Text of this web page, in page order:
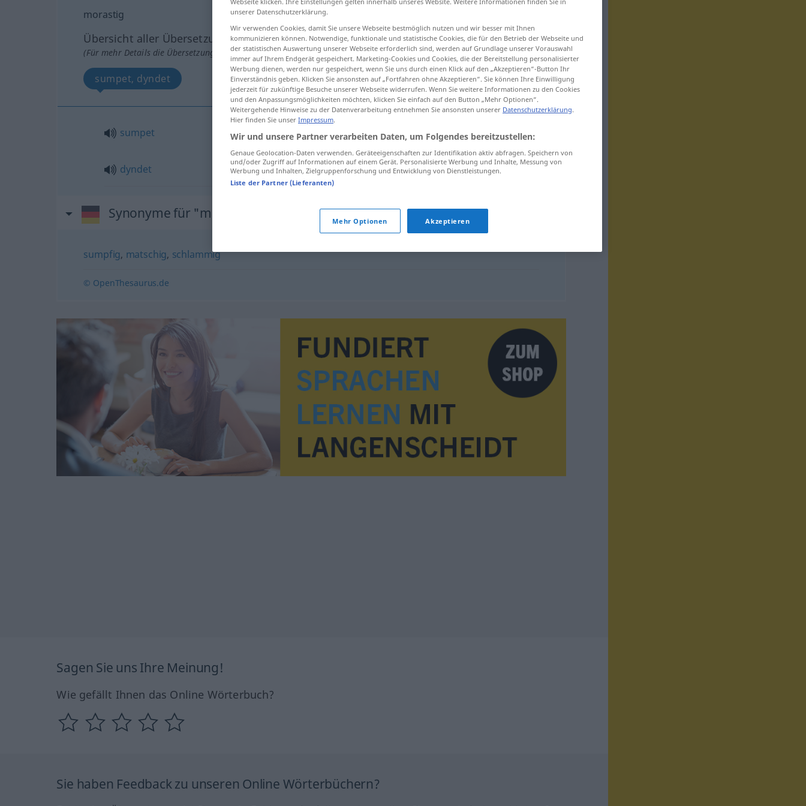
morastig
Übersicht aller Übersetzungen
(Für mehr Details die Übersetzung anklicken/antippen)
sumpet, dyndet
sumpet morastig
dyndet morastigschlammig
Synonyme für "morastig"
sumpfig, matschig, schlammig
© OpenThesaurus.de
Sagen Sie uns Ihre Meinung!
Wie gefällt Ihnen das Online Wörterbuch?
Sie haben Feedback zu unseren Online Wörterbüchern?
unserer Datenschutzerklärung.
Wir verwenden Cookies, damit Sie unsere Webseite bestmöglich nutzen und wir besser mit Ihnen
kommunizieren können. Notwendige, funktionale und statistische Cookies, die für den Betrieb der Webseite und
der statistischen Auswertung unserer Webseite erforderlich sind, werden auf Grundlage unserer Vorauswahl
immer auf Ihrem Endgerät gespeichert. Marketing-Cookies und Cookies, die der Bereitstellung personalisierter
Werbung dienen, werden nur gespeichert, wenn Sie uns durch einen Klick auf den „Akzeptieren“-Button Ihr
Einverständnis geben. Klicken Sie ansonsten auf „Fortfahren ohne Akzeptieren“. Sie können Ihre Einwilligung
jederzeit für zukünftige Besuche unserer Webseite widerrufen. Wenn Sie weitere Informationen zu den Cookies
und den Anpassungsmöglichkeiten möchten, klicken Sie einfach auf den Button „Mehr Optionen“.
Weitergehende Hinweise zu der Datenverarbeitung entnehmen Sie ansonsten unserer Datenschutzerklärung.
Hier finden Sie unser Impressum.
Wir und unsere Partner verarbeiten Daten, um Folgendes bereitzustellen:
Genaue Geolocation-Daten verwenden. Geräteeigenschaften zur Identifikation aktiv abfragen. Speichern von
und/oder Zugriff auf Informationen auf einem Gerät. Personalisierte Werbung und Inhalte, Messung von
Werbung und Inhalten, Zielgruppenforschung und Entwicklung von Dienstleistungen.
Liste der Partner (Lieferanten)
Mehr Optionen Akzeptieren